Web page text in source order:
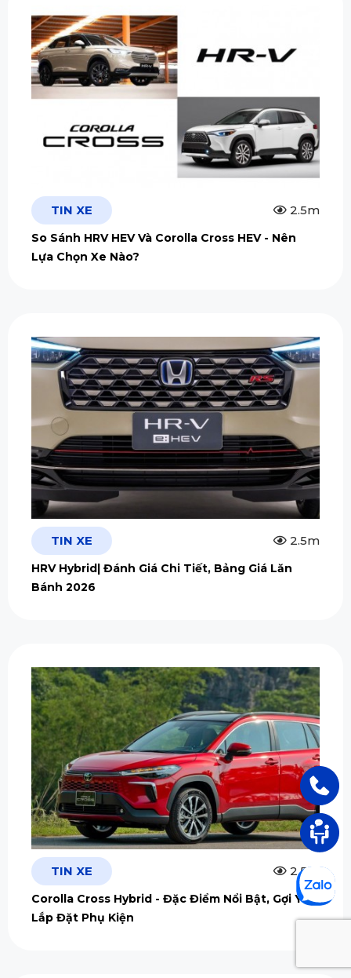
TIN XE 2.5m
So Sánh HRV HEV Và Corolla Cross HEV - Nên
Lựa Chọn Xe Nào?
TIN XE 2.5m
HRV Hybrid| Đánh Giá Chi Tiết, Bảng Giá Lăn
Bánh 2026
TIN XE 2.5m
Corolla Cross Hybrid - Đặc Điểm Nổi Bật, Gợi Ý
Lắp Đặt Phụ Kiện